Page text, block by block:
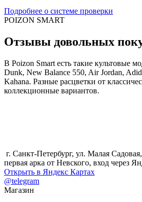
Подробнее о системе проверки
POIZON SMART
Отзывы довольных
В Poizon Smart есть такие культовые
Dunk, New Balance 550, Air Jordan,
Kahana. Разные расцветки от
коллекционные вариантов.
г. Санкт-Петербург, ул. Малая
первая арка от Невского, вход через
Открыть в Яндекс Картах
@telegram
Магазин